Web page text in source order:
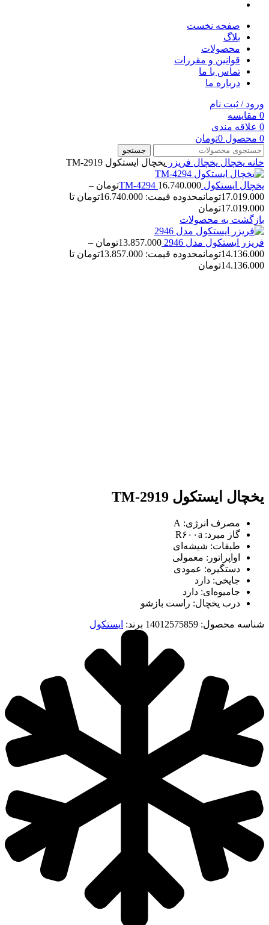
صفحه نخست
بلاگ
محصولات
قوانین و مقررات
تماس با ما
درباره ما
ورود / ثبت نام
0 مقایسه
0 علاقه مندی
0 محصول 0تومان
جستجو
خانه یخچال یخچال فریزر یخچال ایستکول TM-2919
یخچال ایستکول TM-4294 16.740.000 تومان –
17.019.000تومان
محدوده قیمت: 16.740.000تومان تا
17.019.000تومان
بازگشت به محصولات
فریزر ایستکول مدل 2946 13.857.000تومان –
14.136.000تومان
محدوده قیمت: 13.857.000تومان تا
14.136.000تومان
یخچال ایستکول TM-2919
مصرف انرژی: A
گاز مبرد: R۶۰۰a
طبقات: شیشه‌ای
اواپراتور: معمولی
دستگیره: عمودی
جایخی: دارد
جامیوه‌ای: دارد
درب یخچال: راست بازشو
شناسه محصول: 14012575859 برند: ایستکول